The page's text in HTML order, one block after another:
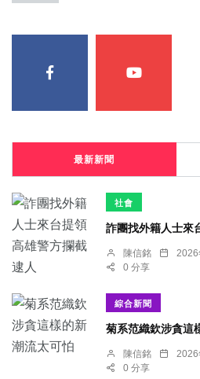
最新新聞
社會
詐團找外籍人士來
陳信銘 2026
0 分享
綜合新聞
菊系范織欽涉貪這
陳信銘 2026
0 分享